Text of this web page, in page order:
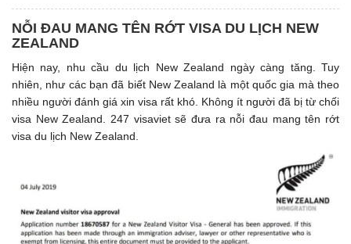
NỖI ĐAU MANG TÊN RỚT VISA DU LỊCH NEW
ZEALAND
Hiện nay, nhu cầu du lịch New Zealand ngày càng tăng. Tuy
nhiên, như các bạn đã biết New Zealand là một quốc gia mà theo
nhiều người đánh giá xin visa rất khó. Không ít người đã bị từ chối
visa New Zealand. 247 visaviet sẽ đưa ra nỗi đau mang tên rớt
visa du lịch New Zealand.